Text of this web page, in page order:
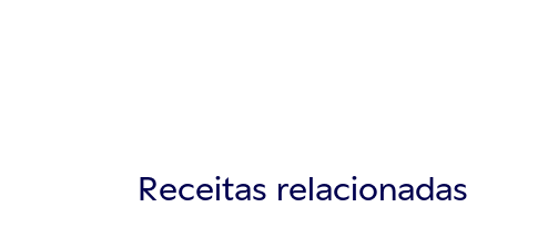
Receitas relacionadas